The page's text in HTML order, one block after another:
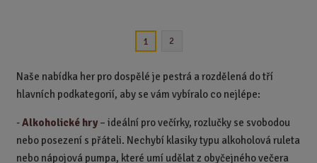
p
e
t
1 2
Naše nabídka her pro dospělé je pestrá a rozdělená do tří
hlavních podkategorií, aby se vám vybíralo co nejlépe:
-Alkoholické hry– ideální pro večírky, rozlučky se svobodou
nebo posezení s přáteli. Nechybí klasiky typu alkoholová ruleta
nebo nápojová pumpa, které umí udělat z obyčejného večera